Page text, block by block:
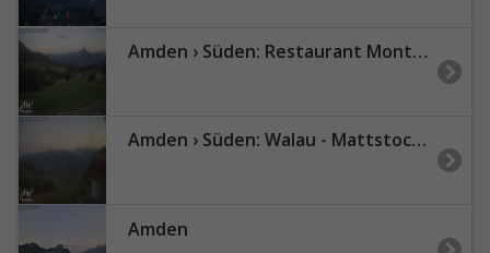
Amden › Süden: Restaurant Monte Mio - Arvenbüel - Skigebiet Arvenbüel Amden - Leistchamm - Mürtschenstock
Amden › Süden: Walau - Mattstock - Sesselbahn Mattstock | Skigebiet Mattstock Amden - Mürtschenstock
Amden